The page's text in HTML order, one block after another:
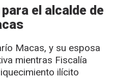
el alcalde de
Macas, y su esposa
mientras Fiscalía
ilícito